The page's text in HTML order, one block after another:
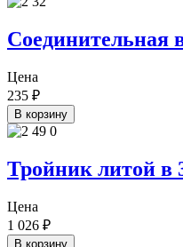
Соединительная
Цена
235 ₽
В корзину
Тройник литой в
Цена
1 026 ₽
В корзину